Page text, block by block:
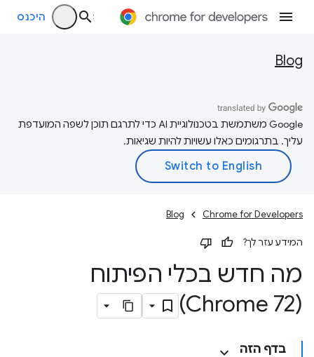
היכנס
Blog
‫Google משתמשת בטכנולוגיית AI כדי לתרגם תוכן לשפה המועדפת
עליך. בתרגומים כאלו עשויות להיות שגיאות.
Chrome for Developers
Blog
המידע עזר לך?
מה חדש בכלי הפיתוח
(Chrome 72)
בדף הזה